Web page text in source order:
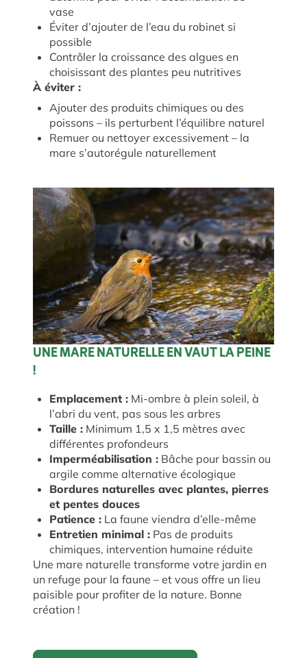
vase
Éviter d’ajouter de l’eau du robinet si
possible
Contrôler la croissance des algues en
choisissant des plantes peu nutritives
À éviter :
Ajouter des produits chimiques ou des
poissons – ils perturbent l’équilibre naturel
Remuer ou nettoyer excessivement – la
mare s’autorégule naturellement
UNE MARE NATURELLE EN VAUT LA PEINE
!
Emplacement : Mi-ombre à plein soleil, à
l’abri du vent, pas sous les arbres
Taille : Minimum 1,5 x 1,5 mètres avec
différentes profondeurs
Imperméabilisation : Bâche pour bassin ou
argile comme alternative écologique
Bordures naturelles avec plantes, pierres
et pentes douces
Patience : La faune viendra d’elle-même
Entretien minimal : Pas de produits
chimiques, intervention humaine réduite
Une mare naturelle transforme votre jardin en
un refuge pour la faune – et vous offre un lieu
paisible pour profiter de la nature. Bonne
création !